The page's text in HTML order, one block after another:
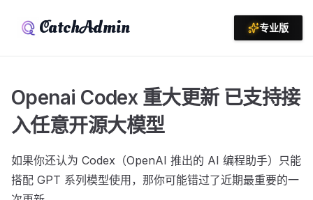
CatchAdmin 专业版
Openai Codex 重大更新 已支持接
入任意开源大模型
如果你还认为 Codex（OpenAI 推出的 AI 编程助手）只能
搭配 GPT 系列模型使用，那你可能错过了近期最重要的一